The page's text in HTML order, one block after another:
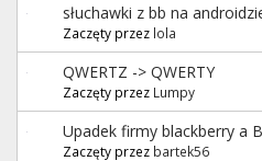
słuchawki z bb na
Zaczęty przez lola
QWERTZ -> QWERTY
Zaczęty przez Lumpy
Upadek firmy blackberry a
Zaczęty przez bartek56